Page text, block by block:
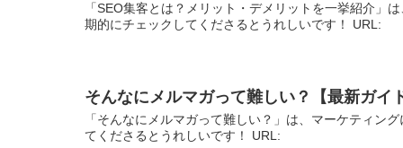
「SEO集客とは？メリット・デメリットを一挙紹介」
期的にチェックしてくださるとうれしいです！ URL:
そんなにメルマガって難しい？【最新ガイド
「そんなにメルマガって難しい？」は、マーケティン
てくださるとうれしいです！ URL: